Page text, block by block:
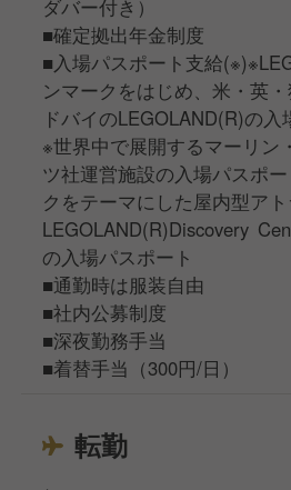
ダバー付き）
■確定拠出年金制度
■入場パスポート支給
ンマークをはじめ、米・英
ドバイのLEGOLAND(R)の入
※世界中で展開するマーリン
ツ社運営施設の入場パスポ
クをテーマにした屋内型ア
LEGOLAND(R)Discovery
の入場パスポート
■通勤時は服装自由
■社内公募制度
■深夜勤務手当
■着替手当（300円/日）
転勤